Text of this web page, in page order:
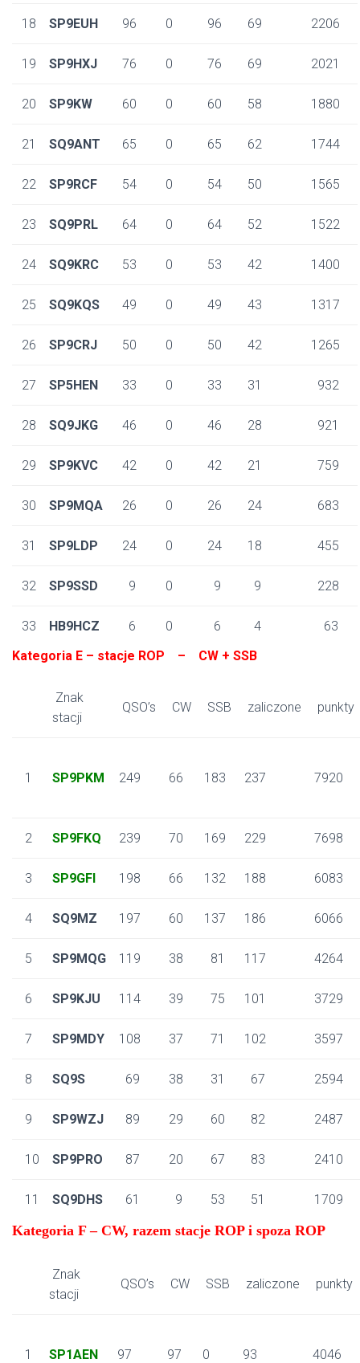
18 SP9EUH 96 0 96 69 2206
19 SP9HXJ 76 0 76 69 2021
20 SP9KW 60 0 60 58 1880
21 SQ9ANT 65 0 65 62 1744
22 SP9RCF 54 0 54 50 1565
23 SQ9PRL 64 0 64 52 1522
24 SQ9KRC 53 0 53 42 1400
25 SQ9KQS 49 0 49 43 1317
26 SP9CRJ 50 0 50 42 1265
27 SP5HEN 33 0 33 31 932
28 SQ9JKG 46 0 46 28 921
29 SP9KVC 42 0 42 21 759
30 SP9MQA 26 0 26 24 683
31 SP9LDP 24 0 24 18 455
32 SP9SSD 9 0 9 9 228
33 HB9HCZ 6 0 6 4
63
Kategoria E – stacje ROP – CW + SSB
Znak
stacji
QSO’s CW SSB zaliczone punkty
1 SP9PKM 249 66 183 237 7920
2 SP9FKQ 239 70 169 229 7698
3 SP9GFI 198 66 132 188 6083
4 SQ9MZ 197 60 137 186 6066
5 SP9MQG 119 38 81 117 4264
6 SP9KJU 114 39 75 101 3729
7 SP9MDY 108 37 71 102 3597
8 SQ9S 69 38 31 67 2594
9 SP9WZJ 89 29 60 82 2487
10 SP9PRO 87 20 67 83 2410
11 SQ9DHS 61 9 53 51 1709
Kategoria F – CW, razem stacje ROP i spoza ROP
Znak
stacji
QSO’s CW SSB zaliczone punkty
1 SP1AEN 97 97 0 93 4046